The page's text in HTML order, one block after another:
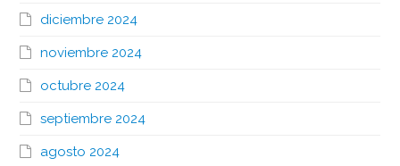
diciembre 2024
noviembre 2024
octubre 2024
septiembre 2024
agosto 2024